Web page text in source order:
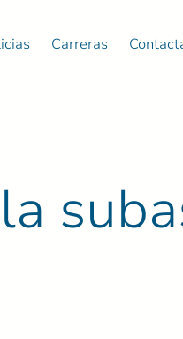
Carreras